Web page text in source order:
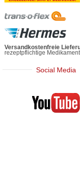
Versandkostenfreie
rezeptpflichtige
Social Media
Mediherz